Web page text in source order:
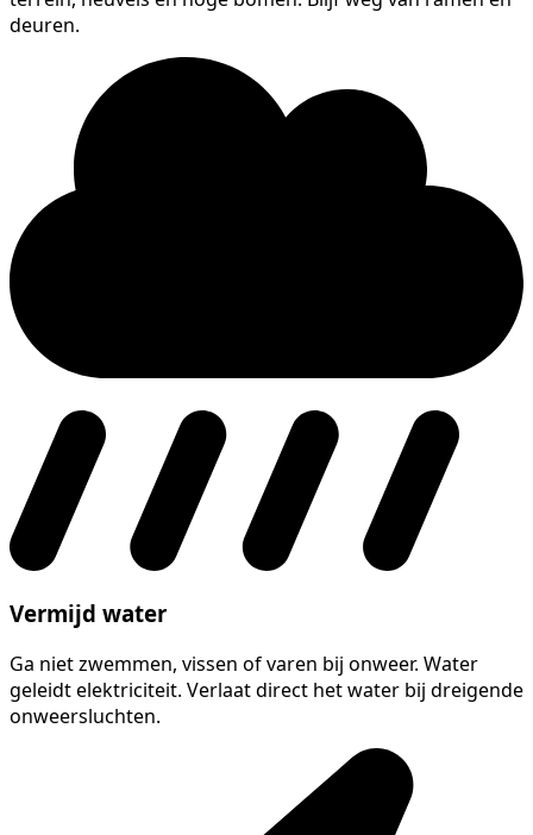
deuren.
Vermijd water
Ga niet zwemmen, vissen of varen bij onweer. Water
geleidt elektriciteit. Verlaat direct het water bij dreigende
onweersluchten.